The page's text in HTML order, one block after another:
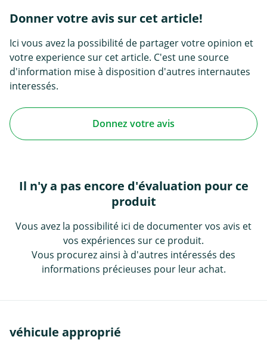
Donner votre avis sur cet article!
Ici vous avez la possibilité de partager votre opinion et
votre experience sur cet article. C'est une source
d'information mise à disposition d'autres internautes
interessés.
Donnez votre avis
Il n'y a pas encore d'évaluation pour ce
produit
Vous avez la possibilité ici de documenter vos avis et
vos expériences sur ce produit.
Vous procurez ainsi à d'autres intéressés des
informations précieuses pour leur achat.
véhicule approprié